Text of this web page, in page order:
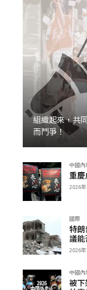
組織起來，共
而鬥爭！
加入 中國內
重
2026
國際
特
議
2026
中國內
被